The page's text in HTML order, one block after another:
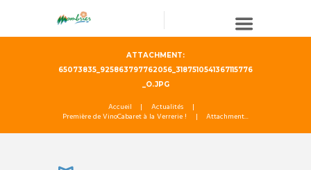
ATTACHMENT:
65073835_925863797762056_3187510541367115776
_O.JPG
Accueil
Actualités
Première de VinoCabaret à la Verrerie !
Attachment...